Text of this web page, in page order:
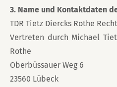
3. Name und Kontaktdaten
TDR Tietz Diercks Rothe
Vertreten durch Michael
Rothe
Oberbüssauer Weg 6
23560 Lübeck